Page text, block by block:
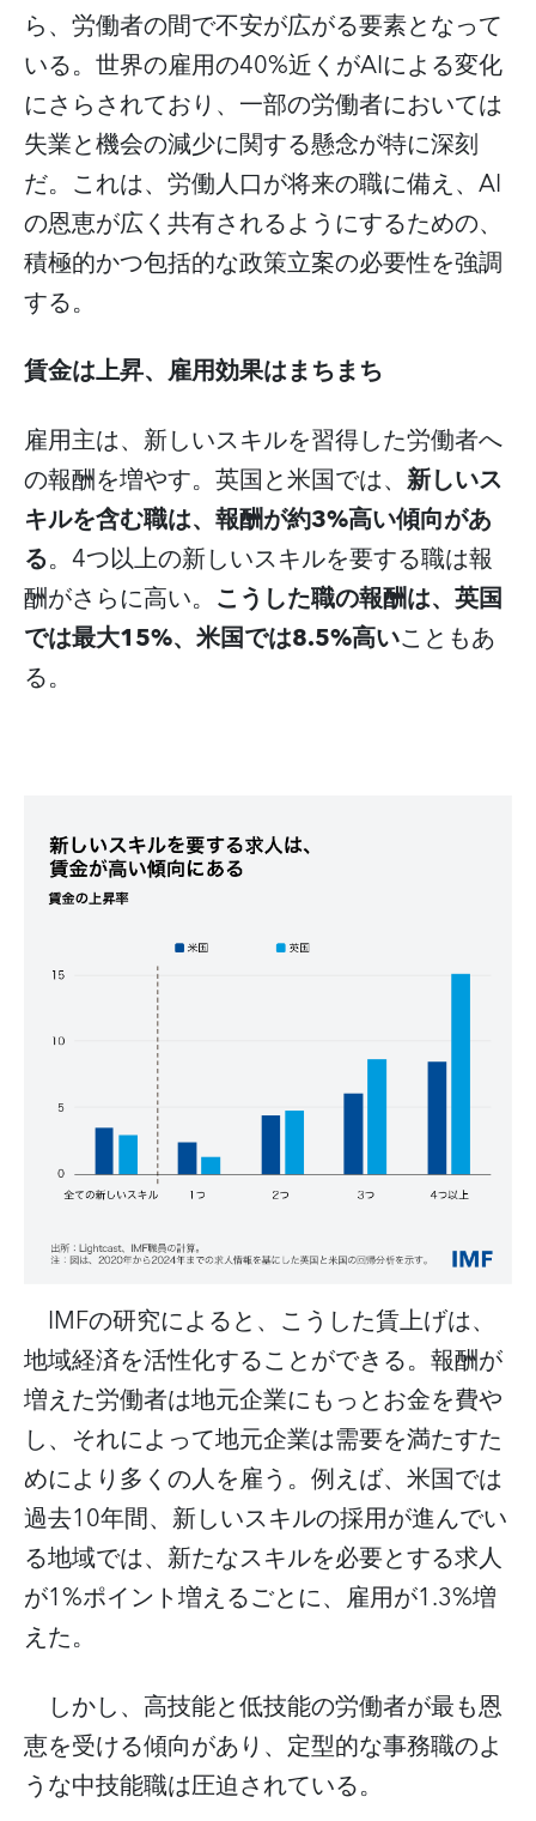
ら、労働者の間で不安が広がる要素となって
いる。世界の雇用の40%近くがAIによる変化
にさらされており、一部の労働者においては
失業と機会の減少に関する懸念が特に深刻
だ。これは、労働人口が将来の職に備え、 AI
の恩恵が広く共有されるようにするための、
積極的かつ包括的な政策立案の必要性を強調
する。
賃金は上昇、雇用効果はまちまち
雇用主は、新しいスキルを習得した労働者へ
の報酬を増やす。英国と米国では、 新しいス
キルを含む職は、報酬が約3%高い傾向があ
る。 4つ以上の新しいスキルを要する職は報
酬がさらに高い。 こうした職の報酬は、英国
では最大15%、米国では8.5%高いこともあ
る。
IMFの研究によると、こうした賃上げは、
地域経済を活性化することができる。報酬が
増えた労働者は地元企業にもっとお金を費や
し、それによって地元企業は需要を満たすた
めにより多くの人を雇う。例えば、米国では
過去10年間、新しいスキルの採用が進んでい
る地域では、新たなスキルを必要とする求人
が1%ポイント増えるごとに、雇用が1.3%増
えた。
しかし、高技能と低技能の労働者が最も恩
恵を受ける傾向があり、定型的な事務職のよ
うな中技能職は圧迫されている。